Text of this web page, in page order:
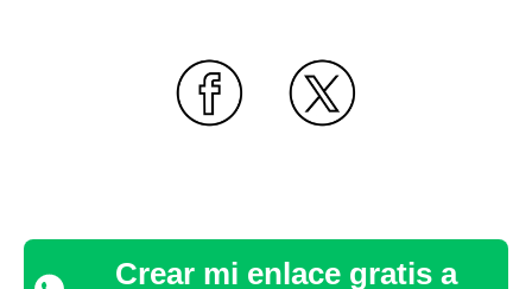
Crear mi enlace gratis a